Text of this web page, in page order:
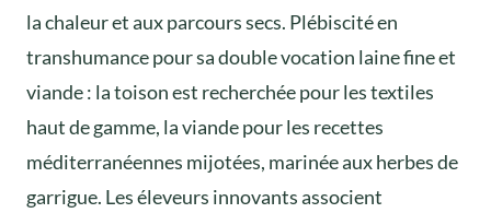
la chaleur et aux parcours secs. Plébiscité en
transhumance pour sa double vocation laine fine et
viande : la toison est recherchée pour les textiles
haut de gamme, la viande pour les recettes
méditerranéennes mijotées, marinée aux herbes de
garrigue. Les éleveurs innovants associent